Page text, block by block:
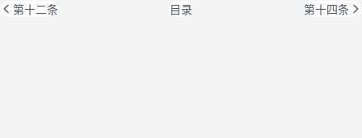
第十二条 目录 第十四条